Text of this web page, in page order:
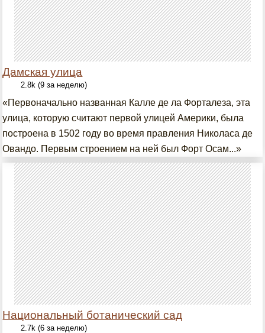
Дамская улица
2.8k (9 за неделю)
«Первоначально названная Калле де ла Форталеза, эта
улица, которую считают первой улицей Америки, была
построена в 1502 году во время правления Николаса де
Овандо. Первым строением на ней был Форт Осам...»
Национальный ботанический сад
2.7k (6 за неделю)